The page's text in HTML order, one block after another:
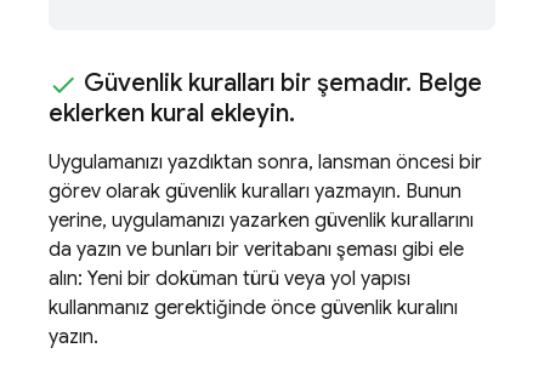
Güvenlik kuralları bir şemadır. Belge
eklerken kural ekleyin.
Uygulamanızı yazdıktan sonra, lansman öncesi bir
görev olarak güvenlik kuralları yazmayın. Bunun
yerine, uygulamanızı yazarken güvenlik kurallarını
da yazın ve bunları bir veritabanı şeması gibi ele
alın: Yeni bir doküman türü veya yol yapısı
kullanmanız gerektiğinde önce güvenlik kuralını
yazın.